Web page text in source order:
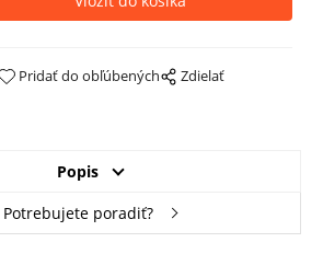
Pridať do obľúbených Zdielať
Popis
Potrebujete poradiť?